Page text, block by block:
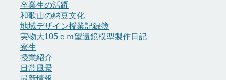
卒業生の活躍
和歌山の納豆文化
地域デザイン授業記録簿
実物大105ｃｍ望遠鏡模型製作日記
寮生
授業紹介
日常風景